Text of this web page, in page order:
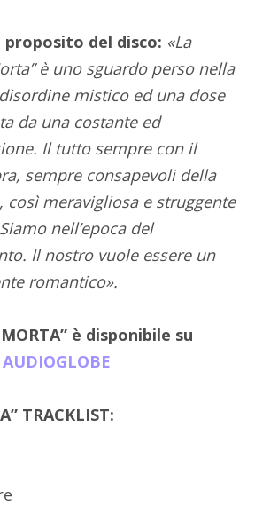
proposito del disco: «La
è uno sguardo perso nella
mistico ed una dose
da una costante ed
Il tutto sempre con il
sempre consapevoli della
così meravigliosa e struggente
nell’epoca del
Il nostro vuole essere un
romantico».
è disponibile su
AUDIOGLOBE
TRACKLIST: